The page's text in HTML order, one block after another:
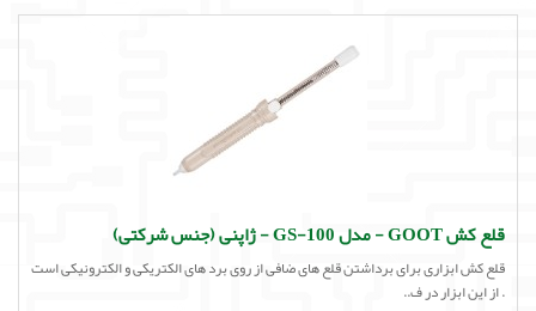
قلع کش GOOT - مدل GS-100 - ژاپنی (جنس شرکتی)
قلع کش ابزاری برای برداشتن قلع های ضافی از روی برد های الکتریکی و الکترونیکی است
. از این ابزار در ف..